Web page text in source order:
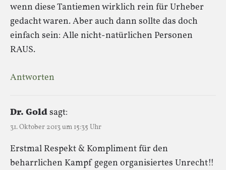
wenn diese Tantiemen wirklich rein für Urheber
gedacht waren. Aber auch dann sollte das doch
einfach sein: Alle nicht-natürlichen Personen
RAUS.
Antworten
Dr. Goldsagt:
31. Oktober 2013 um 15:35 Uhr
Erstmal Respekt & Kompliment für den
beharrlichen Kampf gegen organisiertes Unrecht!!